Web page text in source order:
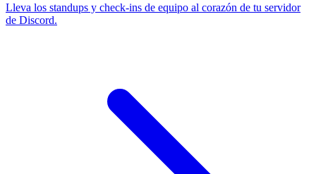
Lleva los standups y check-ins de equipo al corazón de tu servidor
de Discord.